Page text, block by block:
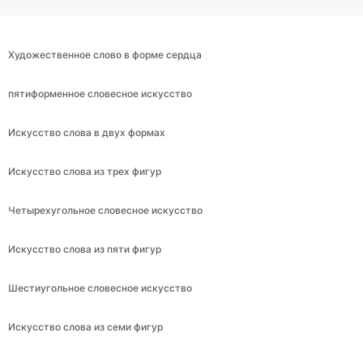
Художественное слово в форме сердца
пятиформенное словесное искусство
Искусство слова в двух формах
Искусство слова из трех фигур
Четырехугольное словесное искусство
Искусство слова из пяти фигур
Шестиугольное словесное искусство
Искусство слова из семи фигур